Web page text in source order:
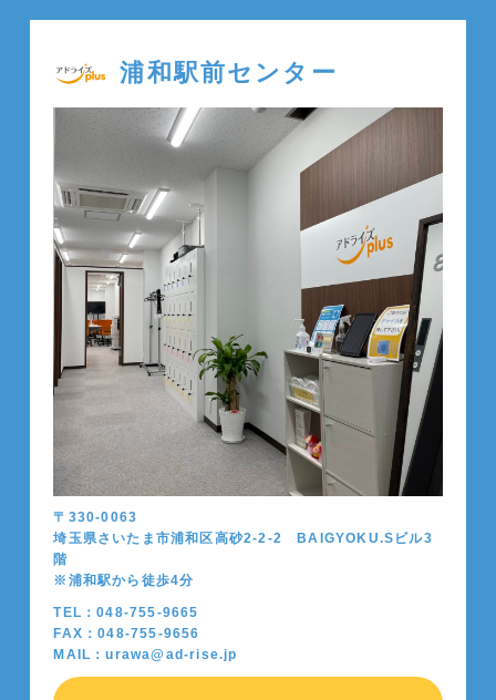
浦和駅前センター
〒330-0063
埼玉県さいたま市浦和区高砂2-2-2 BAIGYOKU.Sビル3
階
※浦和駅から徒歩4分
TEL：048-755-9665
FAX：048-755-9656
MAIL：urawa@ad-rise.jp